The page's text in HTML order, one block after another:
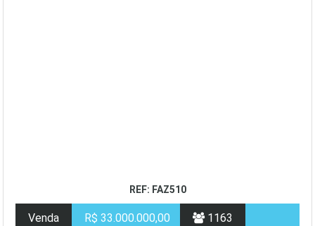
REF: FAZ510
Venda R$ 33.000.000,00 1163